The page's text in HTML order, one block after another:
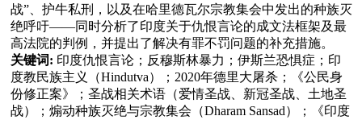
战”、护牛私刑，以及在哈里德瓦尔宗教集会中发出的种族灭
绝呼吁——同时分析了印度关于仇恨言论的成文法框架及最
高法院的判例，并提出了解决有罪不罚问题的补充措施。
关键词: 印度仇恨言论；反穆斯林暴力；伊斯兰恐惧症；印
度教民族主义（Hindutva）；2020年德里大屠杀；《公民身
份修正案》；圣战相关术语（爱情圣战、新冠圣战、土地圣
战）；煽动种族灭绝与宗教集会（Dharam Sansad）；《印度